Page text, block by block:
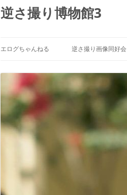
テ
ン
ツ
ッ
逆さ撮り博物館3
エログちゃんねる 逆さ撮り画像同好会